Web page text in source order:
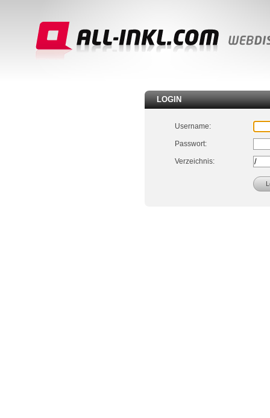
LOGIN
Username:
Passwort:
Verzeichnis: